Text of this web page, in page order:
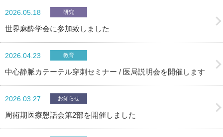
研究
2026.05.18
世界麻酔学会に参加致しました
教育
2026.04.23
中心静脈カテーテル穿刺セミナー / 医局説明会を開催します
お知らせ
2026.03.27
周術期医療懇話会第2部を開催しました